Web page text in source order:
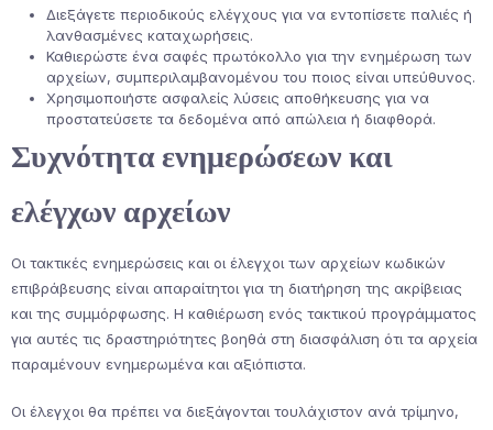
Διεξάγετε περιοδικούς ελέγχους για να εντοπίσετε παλιές ή
λανθασμένες καταχωρήσεις.
Καθιερώστε ένα σαφές πρωτόκολλο για την ενημέρωση των
αρχείων, συμπεριλαμβανομένου του ποιος είναι υπεύθυνος.
Χρησιμοποιήστε ασφαλείς λύσεις αποθήκευσης για να
προστατεύσετε τα δεδομένα από απώλεια ή διαφθορά.
Συχνότητα ενημερώσεων και
ελέγχων αρχείων
Οι τακτικές ενημερώσεις και οι έλεγχοι των αρχείων κωδικών
επιβράβευσης είναι απαραίτητοι για τη διατήρηση της ακρίβειας
και της συμμόρφωσης. Η καθιέρωση ενός τακτικού προγράμματος
για αυτές τις δραστηριότητες βοηθά στη διασφάλιση ότι τα αρχεία
παραμένουν ενημερωμένα και αξιόπιστα.
Οι έλεγχοι θα πρέπει να διεξάγονται τουλάχιστον ανά τρίμηνο,